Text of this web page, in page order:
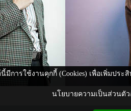
นี้มีการใช้งานคุกกี้ (Cookies) เพื่อเพิ่มป
นโยบายความเป็นส่วนตั